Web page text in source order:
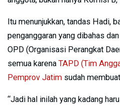
Itu menunjukkan, tandas Hadi,
penganggaran yang dibahas
OPD (Organisasi Perangkat
semua karena TAPD (Tim
Pemprov Jatim sudah
“Jadi hal inilah yang kadang